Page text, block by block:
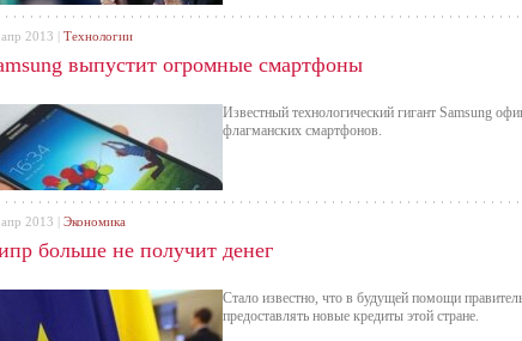
выпустит огромные смартфоны
Известный технологический гигант Samsung
флагманских смартфонов.
2013 | Технологии
больше не получит денег
Стало известно, что в будущей помощи
предоставлять новые кредиты этой стране.
2013 | Экономика